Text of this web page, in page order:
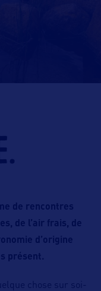
de rencontres
de l’air frais, de
d’origine
présent.
chose sur soi-